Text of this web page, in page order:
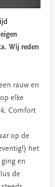
Wij reden
rauw en
elke
Comfort
op de
het
en
de